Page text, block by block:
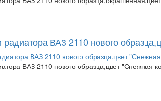
радиатора ВАЗ 2110 нового
ВАЗ 2110 нового образца,цвет "Снежная